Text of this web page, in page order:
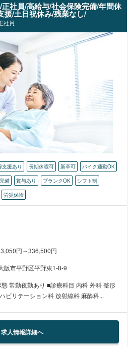
社員/高給与/社会保険完備/年間休
援/土日祝休み/残業なし/
社員
支援あり 長期休暇可 新卒可
バイク通勤OK
備 賞与あり ブランクOK
シフト制
労災保険
円～336,500円
阪市平野区平野東1-8-9
常勤夜勤あり ■診療科目 内科 外科 整形
ビリテーション科 放射線科 麻酔科...
求人情報詳細へ